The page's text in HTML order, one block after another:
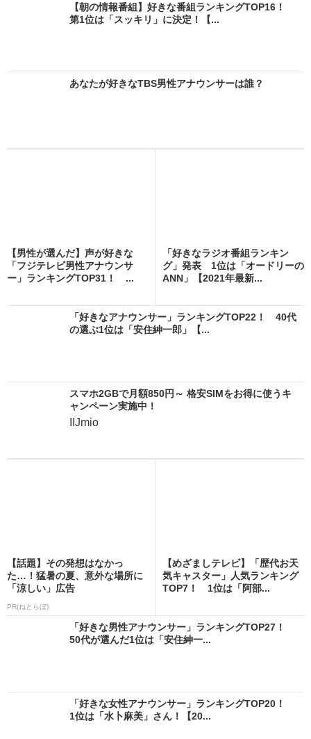
【朝の情報番組】好きな番組ランキングTOP16！
第1位は「スッキリ」に決定！【...
あなたが好きなTBS男性アナウンサーは誰？
【男性が選んだ】声が好きな
「フジテレビ男性アナウンサ
ー」ランキングTOP31！ ...
「好きなラジオ番組ランキン
グ」発表 1位は「オードリーの
ANN」【2021年最新...
「好きなアナウンサー」ランキングTOP22！ 40代
の選ぶ1位は「安住紳一郎」【...
スマホ2GBで月額850円～ 格安SIMをお得に使うキ
ャンペーン実施中！
IIJmio
【話題】その発想はなかっ
た…！猛暑の夏、意外な場所に
「涼しい」広告
PR(ねとらぼ)
【めざましテレビ】「歴代お天
気キャスター」人気ランキング
TOP7！ 1位は「阿部...
「好きな男性アナウンサー」ランキングTOP27！
50代が選んだ1位は「安住紳一...
「好きな女性アナウンサー」ランキングTOP20！
1位は「水卜麻美」さん！【20...